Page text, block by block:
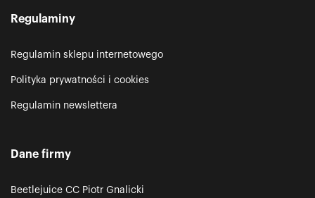
Regulaminy
Regulamin sklepu internetowego
Polityka prywatności i cookies
Regulamin newslettera
Dane firmy
Beetlejuice CC Piotr Gnalicki